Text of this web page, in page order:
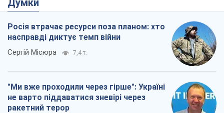
Росія втрачає ресурси поза планом: хто
насправді диктує темп війни
Сергій Місюра 7,4 т.
"Ми вже проходили через гірше": Україні
не варто піддаватися зневірі через
ракетний терор